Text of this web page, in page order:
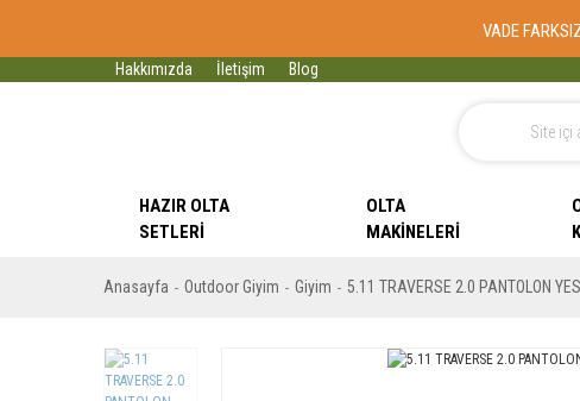
VADE
Hakkımızda İletişim Blog
HAZIR OLTA
SETLERI
OLTA
MAKINELERI
Anasayfa Outdoor Giyim Giyim 5.11 TRAVERSE 2.0 PANTOLON